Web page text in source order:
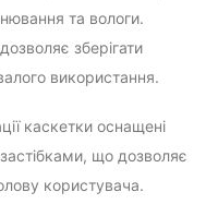
та вологи.
зберігати
використання.
каскетки оснащені
що дозволяє
користувача.